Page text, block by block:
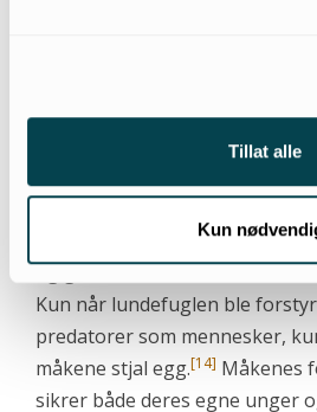
Tillat alle
Kun
deres egne unger og
sjøfuglarter fra
sjøfugler. Tvert imot viste en
og gråmåker at måkene ikke
Kun når lundefuglen ble
predatorer som mennesker,
måkene stjal egg.[14] Måkenes
sikrer både deres egne unger